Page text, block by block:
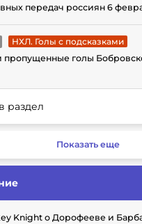
передач россиян 6
НХЛ. Голы с подсказками
пропущенные голы
раздел
Показать еще
Knight о Дорофееве и